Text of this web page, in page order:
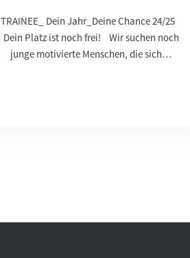
TRAINEE_ Dein Jahr_Deine Chance 24/25
Dein Platz ist noch frei! Wir suchen noch
junge motivierte Menschen, die sich…